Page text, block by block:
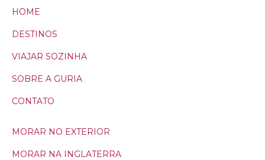
HOME
DESTINOS
VIAJAR SOZINHA
SOBRE A GURIA
CONTATO
MORAR NO EXTERIOR
MORAR NA INGLATERRA